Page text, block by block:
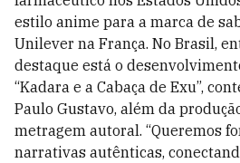
estilo anime para a marca de
Unilever na França. No Brasil,
destaque está o
“Kadara e a Cabaça de Exu”,
Paulo Gustavo, além da
metragem autoral. “Queremos
narrativas autênticas,